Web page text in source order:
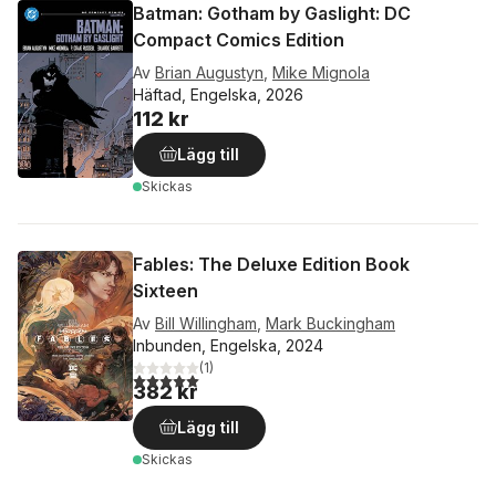
Batman: Gotham by Gaslight: DC
Compact Comics Edition
Av Brian Augustyn Mike Mignola
Häftad, Engelska, 2026
112 kr
Lägg till
Skickas
Fables: The Deluxe Edition Book
Sixteen
Av Bill Willingham Mark Buckingham
Inbunden, Engelska, 2024
5,0utav 5 stjärnor. Totalt antal röster:
(1)
382 kr
Lägg till
Skickas